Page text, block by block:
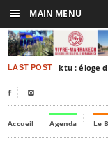
LAST POSTTimbuktu : éloge
 
Accueil Agenda Le
☰ MAIN MENU